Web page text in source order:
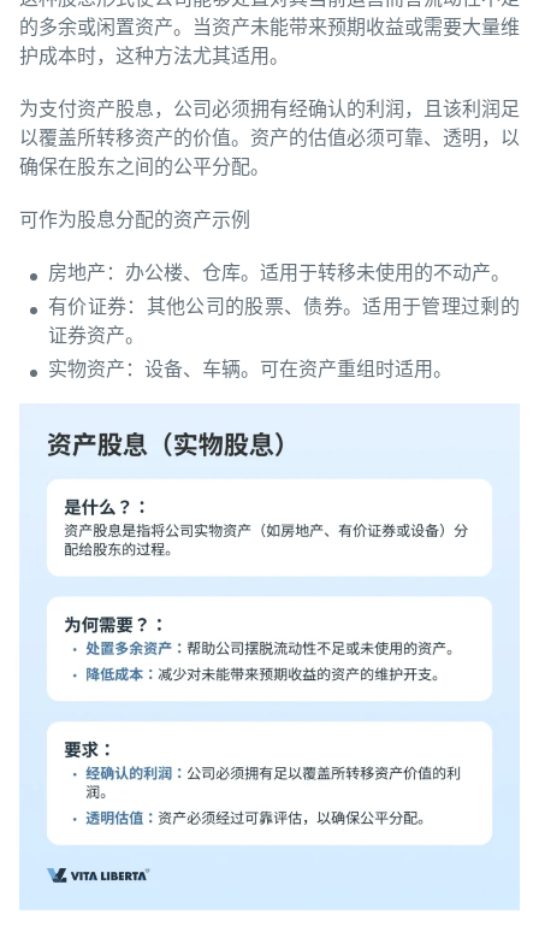
的多余或闲置资产。当资产未能带来预期收益或需要大量维
护成本时，这种方法尤其适用。
为支付资产股息，公司必须拥有经确认的利润，且该利润足
以覆盖所转移资产的价值。资产的估值必须可靠、透明，以
确保在股东之间的公平分配。
可作为股息分配的资产示例
房地产：办公楼、仓库。适用于转移未使用的不动产。
有价证券：其他公司的股票、债券。适用于管理过剩的
证券资产。
实物资产：设备、车辆。可在资产重组时适用。